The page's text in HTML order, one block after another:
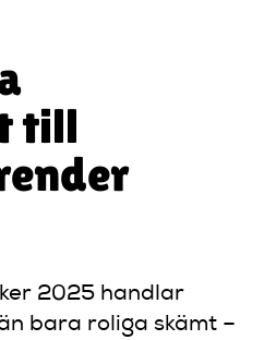
till
2025 handlar
bara roliga skämt –